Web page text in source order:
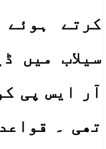
کرتے
سیلاب میں
آر ایس پی
تھی ۔